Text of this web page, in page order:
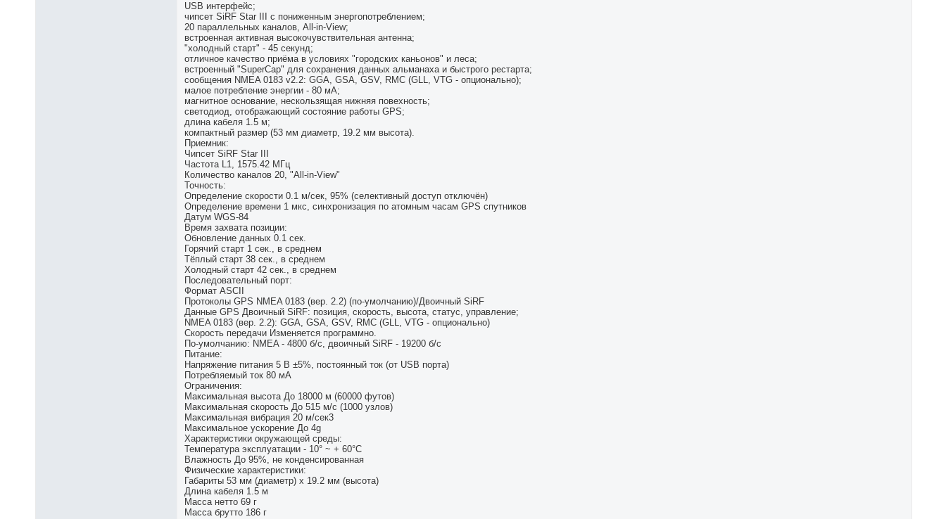
USB интерфейс;
чипсет SiRF Star III с пониженным энергопотреблением;
20 параллельных каналов, All-in-View;
встроенная активная высокочувствительная антенна;
"холодный старт" - 45 секунд;
отличное качество приёма в условиях "городских каньонов" и леса;
встроенный "SuperCap" для сохранения данных альманаха и быстрого рестарта;
сообщения NMEA 0183 v2.2: GGA, GSA, GSV, RMC (GLL, VTG - опционально);
малое потребление энергии - 80 мА;
магнитное основание, нескользящая нижняя повехность;
светодиод, отображающий состояние работы GPS;
длина кабеля 1.5 м;
компактный размер (53 мм диаметр, 19.2 мм высота).
Приемник:
Чипсет SiRF Star III
Частота L1, 1575.42 МГц
Количество каналов 20, "All-in-View"
Точность:
Определение скорости 0.1 м/сек, 95% (селективный доступ отключён)
Определение времени 1 мкс, синхронизация по атомным часам GPS спутников
Датум WGS-84
Время захвата позиции:
Обновление данных 0.1 сек.
Горячий старт 1 сек., в среднем
Тёплый старт 38 сек., в среднем
Холодный старт 42 сек., в среднем
Последовательный порт:
Формат ASCII
Протоколы GPS NMEA 0183 (вер. 2.2) (по-умолчанию)/Двоичный SiRF
Данные GPS Двоичный SiRF: позиция, скорость, высота, статус, управление;
NMEA 0183 (вер. 2.2): GGA, GSA, GSV, RMC (GLL, VTG - опционально)
Скорость передачи Изменяется программно.
По-умолчанию: NMEA - 4800 б/с, двоичный SiRF - 19200 б/с
Питание:
Напряжение питания 5 В ±5%, постоянный ток (от USB порта)
Потребляемый ток 80 мА
Ограничения:
Максимальная высота До 18000 м (60000 футов)
Максимальная скорость До 515 м/с (1000 узлов)
Максимальная вибрация 20 м/сек3
Максимальное ускорение До 4g
Характеристики окружающей среды:
Температура эксплуатации - 10° ~ + 60°C
Влажность До 95%, не конденсированная
Физические характеристики:
Габариты 53 мм (диаметр) x 19.2 мм (высота)
Длина кабеля 1.5 м
Масса нетто 69 г
Масса брутто 186 г